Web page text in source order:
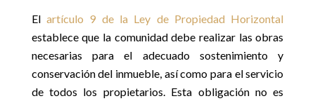
Elartículo 9 de la Ley de Propiedad Horizontal
establece que la comunidad debe realizar las obras
necesarias para el adecuado sostenimiento y
conservación del inmueble, así como para el servicio
de todos los propietarios. Esta obligación no es